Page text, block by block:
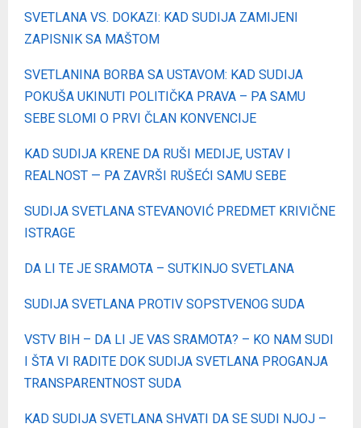
SVETLANA VS. DOKAZI: KAD SUDIJA ZAMIJENI
ZAPISNIK SA MAŠTOM
SVETLANINA BORBA SA USTAVOM: KAD SUDIJA
POKUŠA UKINUTI POLITIČKA PRAVA – PA SAMU
SEBE SLOMI O PRVI ČLAN KONVENCIJE
KAD SUDIJA KRENE DA RUŠI MEDIJE, USTAV I
REALNOST — PA ZAVRŠI RUŠEĆI SAMU SEBE
SUDIJA SVETLANA STEVANOVIĆ PREDMET KRIVIČNE
ISTRAGE
DA LI TE JE SRAMOTA – SUTKINJO SVETLANA
SUDIJA SVETLANA PROTIV SOPSTVENOG SUDA
VSTV BIH – DA LI JE VAS SRAMOTA? – KO NAM SUDI
I ŠTA VI RADITE DOK SUDIJA SVETLANA PROGANJA
TRANSPARENTNOST SUDA
KAD SUDIJA SVETLANA SHVATI DA SE SUDI NJOJ –